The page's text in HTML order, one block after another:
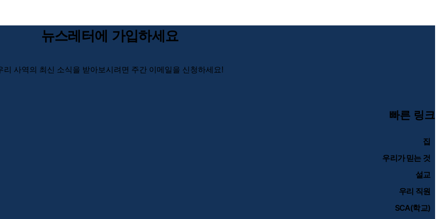
뉴스레터에 가입하세요
리 사역의 최신 소식을 받아보시려면 주간 이메일을 신청하세요!
빠른 링크
집
우리가 믿는 것
설교
우리 직원
SCA(학교)